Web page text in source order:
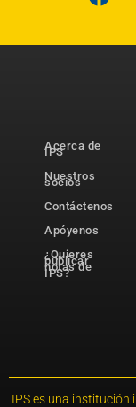
Acerca de
IPS
Nuestros
socios
Contáctenos
Apóyenos
¿Quieres
publicar
notas de
IPS?
IPS es una institución